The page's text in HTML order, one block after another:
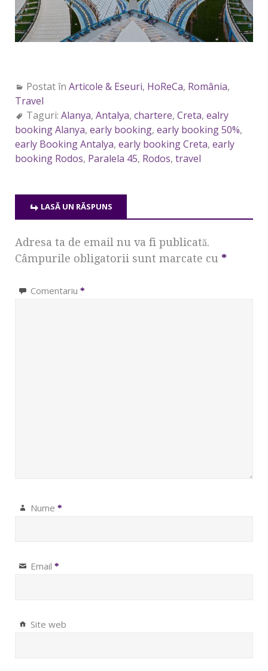
Postat în Articole & Eseuri, HoReCa, România,
Travel
Taguri: Alanya, Antalya, chartere, Creta, ealry
booking Alanya, early booking, early booking 50%,
early Booking Antalya, early booking Creta, early
booking Rodos, Paralela 45, Rodos, travel
LASĂ UN RĂSPUNS
Adresa ta de email nu va fi publicată.
Câmpurile obligatorii sunt marcate cu *
Comentariu *
Nume *
Email *
Site web